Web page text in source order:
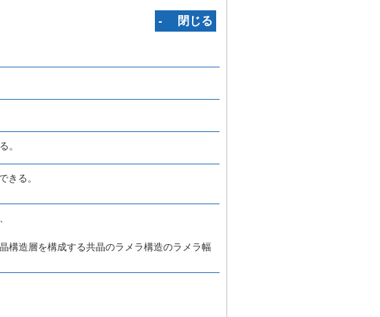
‐ 閉じる
。
きる。
構造層を構成する共晶のラメラ構造のラメラ幅